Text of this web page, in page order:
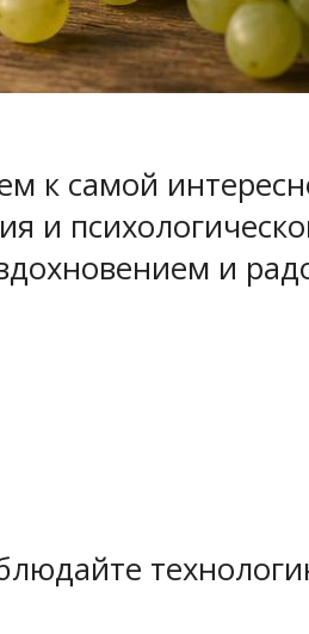
к самой
и
и